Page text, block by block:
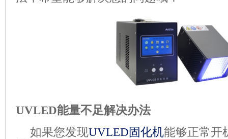
UVLED能量不足解决办法
如果您发现UVLED固化机能够正常开